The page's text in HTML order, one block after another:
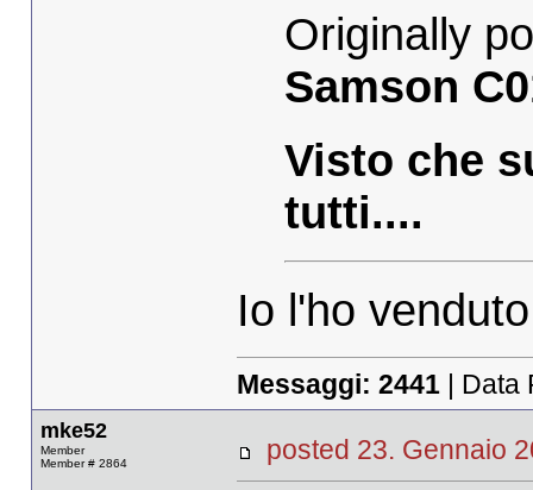
Originally
Samson
Visto che
tutti....
Io l'ho
Messaggi: 2441| Data
mke52
Member
Member # 2864
posted 23.